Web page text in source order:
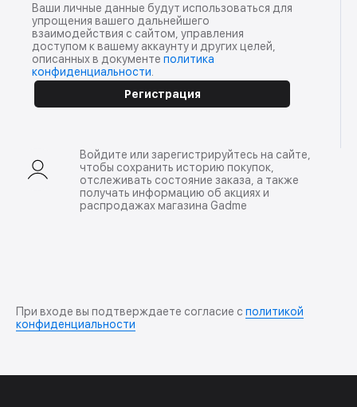
Ваши личные данные будут использоваться для
упрощения вашего дальнейшего
взаимодействия с сайтом, управления
доступом к вашему аккаунту и других целей,
описанных в документе политика
конфиденциальности
Регистрация
Войдите или зарегистрируйтесь на сайте,
чтобы сохранить историю покупок,
отслеживать состояние заказа, а также
получать информацию об акциях и
распродажах магазина Gadme
При входе вы подтверждаете согласие с политикой
конфиденциальности